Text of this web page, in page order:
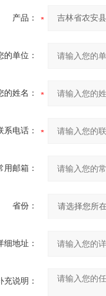
产品：
的单位：
的姓名：
系电话：
用邮箱：
省份：
细地址：
充说明：